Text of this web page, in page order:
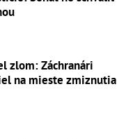
zlom: Záchranári
na mieste zmiznutia